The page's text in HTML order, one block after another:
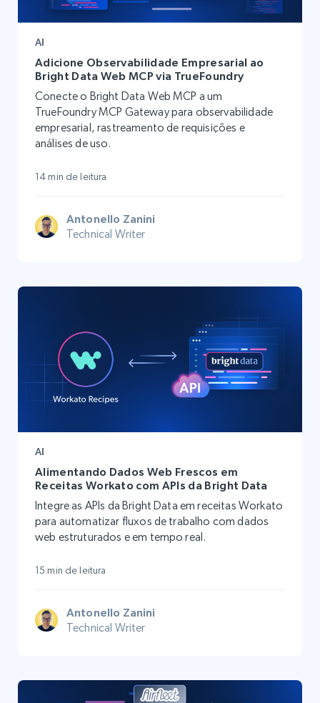
AI
Adicione Observabilidade Empresarial ao
Bright Data Web MCP via TrueFoundry
Conecte o Bright Data Web MCP a um
TrueFoundry MCP Gateway para observabilidade
empresarial, rastreamento de requisições e
análises de uso.
14 min de leitura
Antonello Zanini
Technical Writer
AI
Alimentando Dados Web Frescos em
Receitas Workato com APIs da Bright Data
Integre as APIs da Bright Data em receitas Workato
para automatizar fluxos de trabalho com dados
web estruturados e em tempo real.
15 min de leitura
Antonello Zanini
Technical Writer